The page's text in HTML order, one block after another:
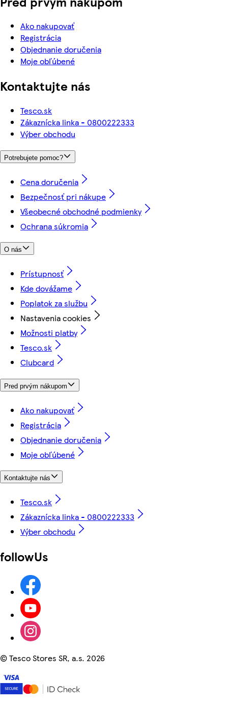
Ako nakupovať
Registrácia
Objednanie doručenia
Moje obľúbené
Kontaktujte nás
Tesco.sk
Zákaznícka linka - 0800222333
Výber obchodu
Potrebujete pomoc?
Cena doručenia
Bezpečnosť pri nákupe
Všeobecné obchodné podmienky
Ochrana súkromia
O nás
Prístupnosť
Kde dovážame
Poplatok za službu
Nastavenia cookies
Možnosti platby
Tesco.sk
Clubcard
Pred prvým nákupom
Ako nakupovať
Registrácia
Objednanie doručenia
Moje obľúbené
Kontaktujte nás
Tesco.sk
Zákaznícka linka - 0800222333
Výber obchodu
followUs
©Tesco Stores SR, a.s. 2026